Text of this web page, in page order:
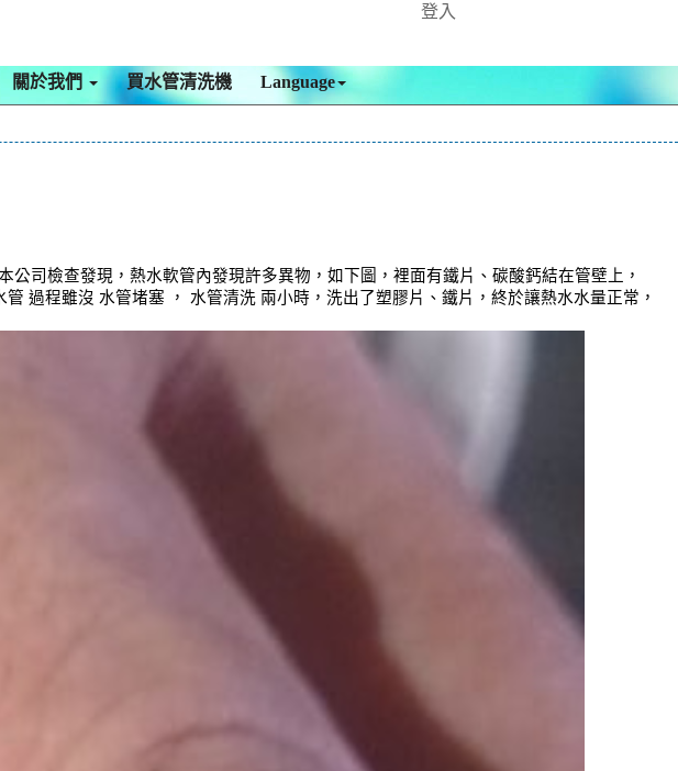
登入
關於我們 買水管清洗機 Language
司檢查發現，熱水軟管內發現許多異物，如下圖，裡面有鐵片、碳酸鈣結在管壁上，
過程雖沒 水管堵塞 ， 水管清洗 兩小時，洗出了塑膠片、鐵片，終於讓熱水水量正常，